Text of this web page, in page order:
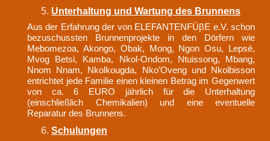
Unterhaltung und Wartung des Brunnens
Aus der Erfahrung der von ELEFANTENFÜβE e.V. schon
bezuschussten Brunnenprojekte in den Dörfern wie
Mebomezoa, Akongo, Obak, Mong, Ngon Osu, Lepsé,
Mvog Betsi, Kamba, Nkol-Ondom, Ntuissong, Mbang,
Nnom Nnam, Nkolkougda, Nko’Oveng und Nkolbisson
entrichtet jede Familie einen kleinen Betrag im Gegenwert
von ca. 6 EURO jährlich für die Unterhaltung
(einschließlich Chemikalien) und eine eventuelle
Reparatur des Brunnens.
Schulungen